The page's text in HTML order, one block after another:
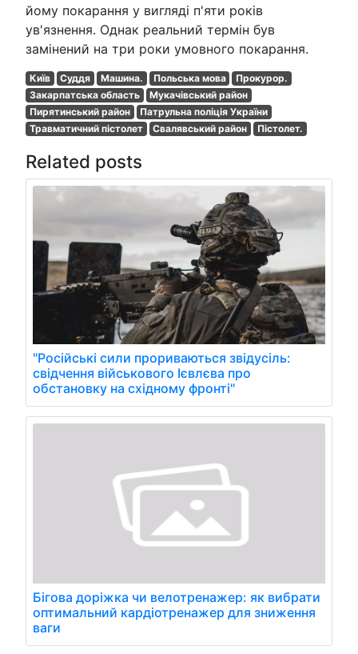
йому покарання у вигляді п'яти років
ув'язнення. Однак реальний термін був
замінений на три роки умовного покарання.
Київ Суддя Машина. Польська мова
Прокурор.
Закарпатська область
Мукачівський район
Пирятинський район
Патрульна поліція України
Травматичний пістолет
Свалявський район Пістолет.
Related posts
"Російські сили прориваються звідусіль:
свідчення військового Ієвлєва про
обстановку на східному фронті"
Бігова доріжка чи велотренажер: як вибрати
оптимальний кардіотренажер для зниження
ваги